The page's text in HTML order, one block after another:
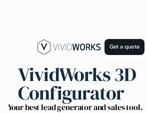
Get a quote
VividWorks 3D
Configurator
Your best lead generator and sales tool.